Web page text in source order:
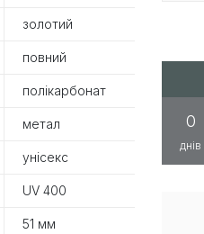
золотий
повний
полікарбонат
метал
унісекс
UV 400
51 мм
0
днів